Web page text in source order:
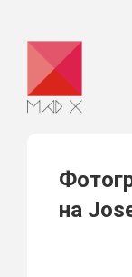
content
на